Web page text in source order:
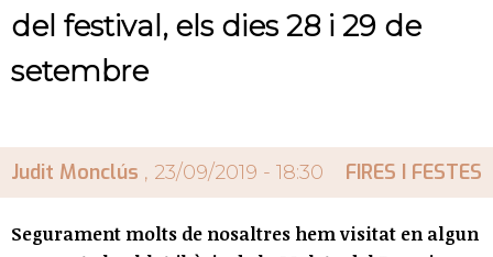
del festival, els dies 28 i 29 de
setembre
Judit Monclús , 23/09/2019 - 18:30 FIRES I FESTES
Segurament molts de nosaltres hem visitat en algun